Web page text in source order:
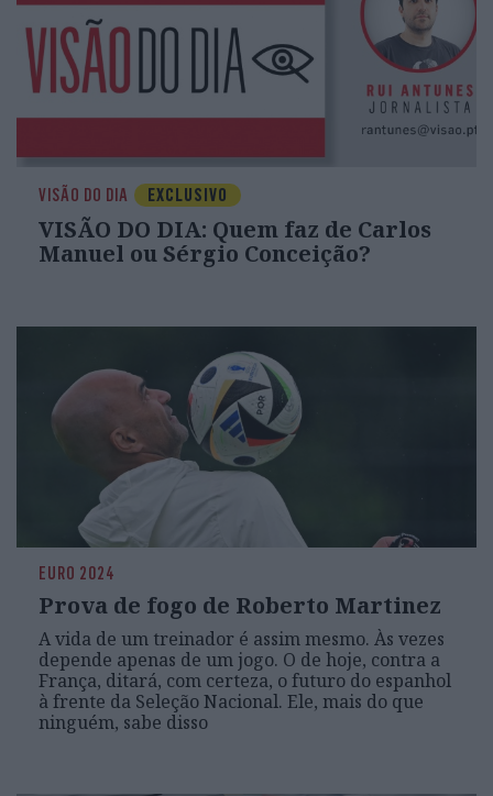
VISÃO DO DIA EXCLUSIVO
VISÃO DO DIA: Quem faz de Carlos
Manuel ou Sérgio Conceição?
EURO 2024
Prova de fogo de Roberto Martinez
A vida de um treinador é assim mesmo. Às vezes
depende apenas de um jogo. O de hoje, contra a
França, ditará, com certeza, o futuro do espanhol
à frente da Seleção Nacional. Ele, mais do que
ninguém, sabe disso